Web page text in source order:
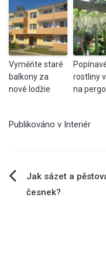
Vyměňte staré
balkony za
nové lodžie
rostliny
na
Publikováno v Interiér
Navigace
Jak sázet a
česnek?